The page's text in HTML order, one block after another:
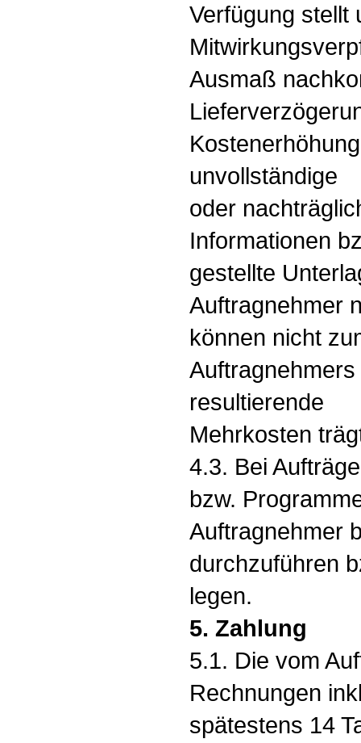
Verfügung stellt
Ausmaß
unvollständige
oder
Informationen
gestellte
Auftragnehmer
können nicht
resultierende
Mehrkosten
4.3. Bei
bzw.
Auftragnehmer
durchzuführen
legen.
5. Zahlung
5.1. Die vom
Rechnungen
spätestens 14